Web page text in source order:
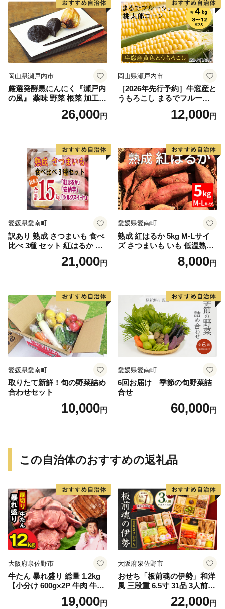
料使用 高糖度 西森農園
料使用 高糖度 西森農園
岡山県瀬戸内市
厳選発酵黒にんにく『瀬戸内
の風』 薬味 野菜 根菜 加工食
26,000円
岡山県瀬戸内市
［2026年先行予約］牛窓産と
うもろこし まるでフルー
ツ！最高糖度25度超え 生で
甘い、茹でて美味い！ 黄色
野菜
12,000円
愛媛県愛南町
訳あり 熟成 さつまいも 食べ
比べ 3種 セット 紅はるか 安
納芋 シルクスイート 合計 15
kg サイズ混合 サツマイモ 焼
芋 ほしいも スイートポテト
いも天 サイズミックス 甘い
ねっとり 生芋 新芋 あんのう
いも 甘藷 べにはるか スイー
ツ 国産 糖度 産地直送 農家直
送 数量限定 21000円 愛媛 愛
南 ミッチーのおみかん畑
21,000円
愛媛県愛南町
熟成 紅はるか 5kg M-Lサイ
ズ さつまいも いも 低温熟成
完全熟成収穫 甘い 糖度 焼き
芋 やきいも スイートポテト
8,000円
愛媛県愛南町
取りたて新鮮！旬の野菜詰め
合わせセット
10,000円
愛媛県愛南町
6回お届け 季節の旬野菜詰
合せ
60,000円
この自治体のおすすめの返礼品
大阪府泉佐野市
牛たん 暴れ盛り 総量 1.2kg
【小分け 600g×2P 牛肉 牛タ
ン 牛たん 厚切り牛タン 焼肉
BBQ キャンプ 焼くだけ 簡単
19,000円
大阪府泉佐野市
おせち「板前魂の伊勢」和洋
風 三段重 6.5寸 31品 3人前
【1位獲得 おせち料理 板前魂
贅沢おせち お節 惣菜 冷凍 先
22,000円